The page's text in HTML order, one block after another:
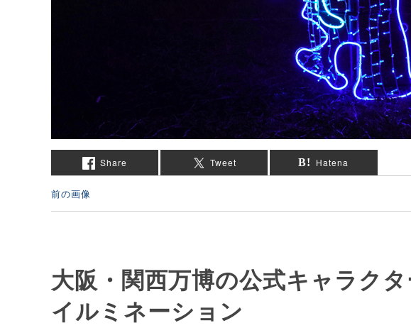
Share Tweet Hatena
前の画像
大阪・関西万博の公式キャラク
イルミネーション